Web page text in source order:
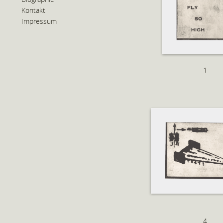
Kontakt
Impressum
1
4